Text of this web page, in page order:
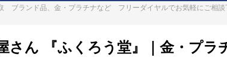
ブランド品、金・プラチナなど フリーダイヤルでお気軽にご相
さん 『ふくろう堂』｜金・プラ